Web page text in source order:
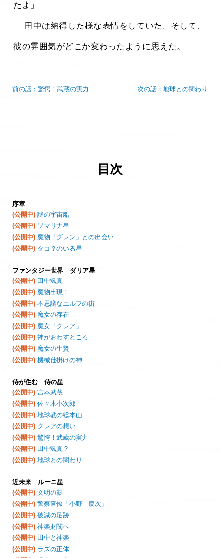
たよ」
彼の雰囲気がどこか変わったように思えた。
前の話：驚愕！武蔵の実力 次の話：地球との関わり
目次
序章
(公開中) 謎の宇宙船
(公開中) ソマリナ星
(公開中) 魔物「グレン」との出会い
(公開中) タコ？のいる星
ファンタジー世界 ダリア星
(公開中) 田中颯真
(公開中) 魔物出現！
(公開中) 不思議なエルフの街
(公開中) 魔女の存在
(公開中) 魔女「クレア」
(公開中) 神がおわすところ
(公開中) 魔女の生贄
(公開中) 機械仕掛けの神
侍が住む 侍の星
(公開中) 宮本武蔵
(公開中) 佐々木小次郎
(公開中) 地球教の総本山
(公開中) クレアの想い
(公開中) 驚愕！武蔵の実力
(公開中) 田中颯真？
(公開中) 地球との関わり
近未来 ルーニ星
(公開中) 文明の影
(公開中) 警察官僚「小野 慶次」
(公開中) 破滅の足跡
(公開中) 神楽財閥へ
(公開中) 田中と神楽
(公開中) ラズの正体